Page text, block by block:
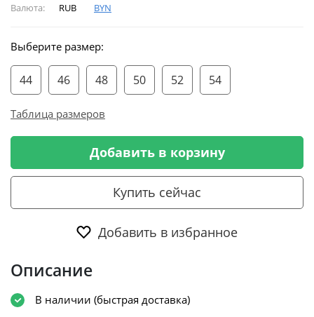
Валюта: RUB BYN
Выберите размер:
44 46 48 50 52 54
Таблица размеров
Добавить в корзину
Купить сейчас
Добавить в избранное
Описание
В наличии (быстрая доставка)